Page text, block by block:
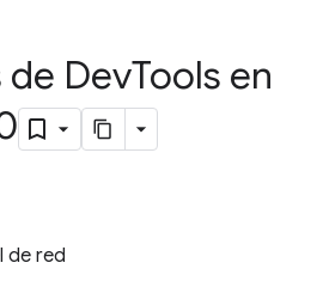
de DevTools en
de red